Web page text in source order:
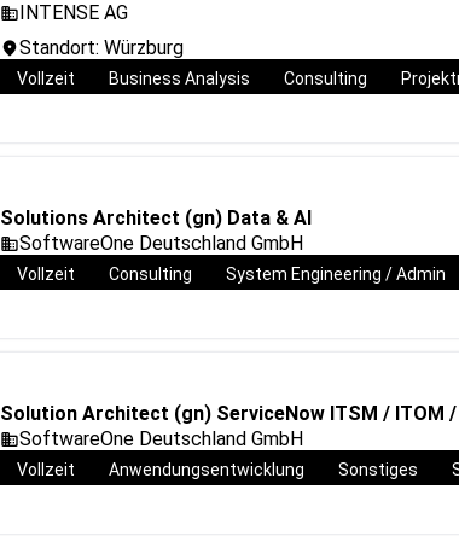
INTENSE AG
Standort: Würzburg
Vollzeit Business Analysis Consulting
Solutions Architect (gn) Data & AI
SoftwareOne Deutschland GmbH
Vollzeit Consulting System Engineering / Admin
Solution Architect (gn) ServiceNow ITSM / ITOM /
SoftwareOne Deutschland GmbH
Vollzeit Anwendungsentwicklung Sonstiges